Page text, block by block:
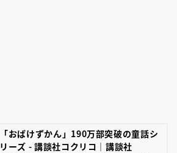
「おばけずかん」190万部突破の童話シ
リーズ - 講談社コクリコ｜講談社